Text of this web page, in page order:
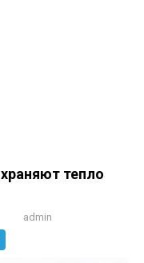
тепло
admin